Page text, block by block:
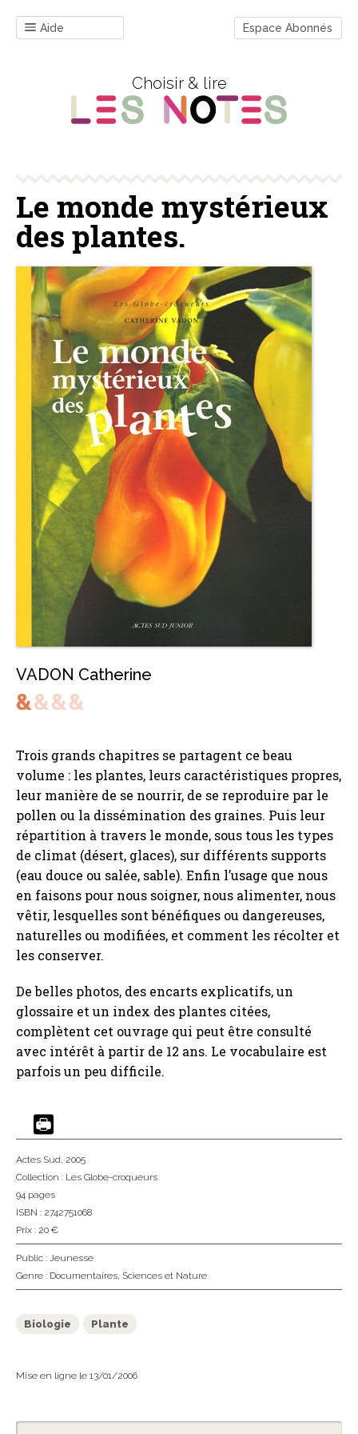
Aide Espace Abonnés
Choisir & lire
Le monde mystérieux
des plantes.
VADON Catherine
Trois grands chapitres se partagent ce beau
volume : les plantes, leurs caractéristiques propres,
leur manière de se nourrir, de se reproduire par le
pollen ou la dissémination des graines. Puis leur
répartition à travers le monde, sous tous les types
de climat (désert, glaces), sur différents supports
(eau douce ou salée, sable). Enfin l’usage que nous
en faisons pour nous soigner, nous alimenter, nous
vêtir, lesquelles sont bénéfiques ou dangereuses,
naturelles ou modifiées, et comment les récolter et
les conserver.
De belles photos, des encarts explicatifs, un
glossaire et un index des plantes citées,
complètent cet ouvrage qui peut être consulté
avec intérêt à partir de 12 ans. Le vocabulaire est
parfois un peu difficile.
Actes Sud, 2005
Collection : Les Globe-croqueurs
94 pages
ISBN : 2742751068
Prix : 20 €
Public : Jeunesse
Genre : Documentaires, Sciences et Nature
Biologie Plante
Mise en ligne le 13/01/2006